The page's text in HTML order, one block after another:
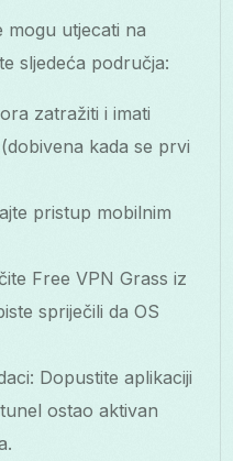
mogu utjecati na
sljedeća područja:
zatražiti i imati
kada se prvi
pristup mobilnim
Free VPN Grass iz
spriječili da OS
Dopustite aplikaciji
ostao aktivan